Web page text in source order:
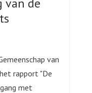
van de
van
rapport "De
met